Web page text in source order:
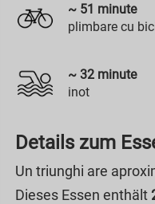
~ 51 minute
plimbare cu
~ 32 minute
inot
Details zum
Un triunghi are
Dieses Essen enthält